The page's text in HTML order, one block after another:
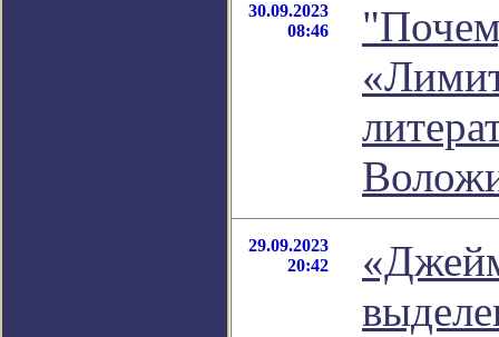
30.09.2023
08:46
29.09.2023
20:42